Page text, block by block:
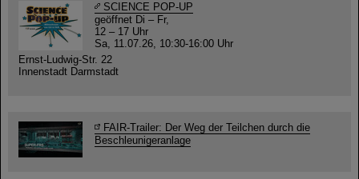
SCIENCE POP-UP
geöffnet Di – Fr,
12 – 17 Uhr
Sa, 11.07.26, 10:30-16:00 Uhr
Ernst-Ludwig-Str. 22
Innenstadt Darmstadt
FAIR-Trailer: Der Weg der Teilchen durch die
Beschleunigeranlage